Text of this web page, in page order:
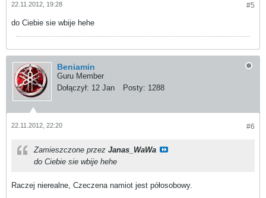
#5
22.11.2012, 19:28
do Ciebie sie wbije hehe
Beniamin
Guru Member
Dołączył: 12 Jan Posty: 1288
#6
22.11.2012, 22:20
Zamieszczone przez Janas_WaWa
do Ciebie sie wbije hehe
Raczej nierealne, Czeczena namiot jest półosobowy.